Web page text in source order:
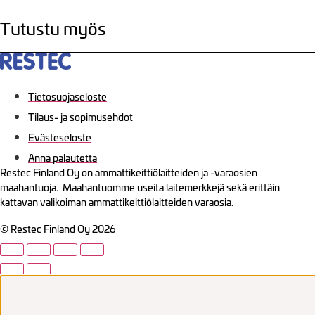
Tutustu myös
Tietosuojaseloste
Tilaus- ja sopimusehdot
Evästeseloste
Anna palautetta
Restec Finland Oy on ammattikeittiölaitteiden ja -varaosien
maahantuoja. Maahantuomme useita laitemerkkejä sekä erittäin
kattavan valikoiman ammattikeittiölaitteiden varaosia.
© Restec Finland Oy 2026